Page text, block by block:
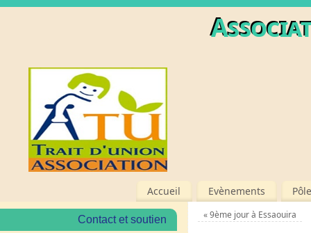
Accueil Evènements
«9ème jour à Essaouira
Contact et soutien